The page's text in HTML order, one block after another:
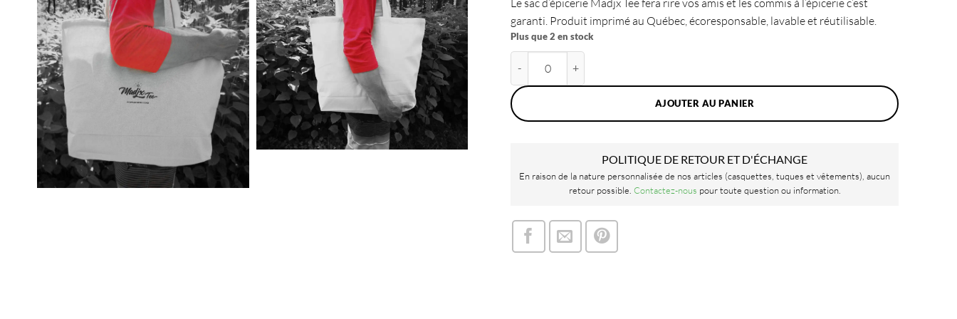
garanti. Produit imprimé au Québec, écoresponsable, lavable et réutilisable.
Plus que 2 en stock
AJOUTER AU PANIER
POLITIQUE DE RETOUR ET D'ÉCHANGE
En raison de la nature personnalisée de nos articles (casquettes, tuques et vêtements), aucun
retour possible. Contactez-nous pour toute question ou information.